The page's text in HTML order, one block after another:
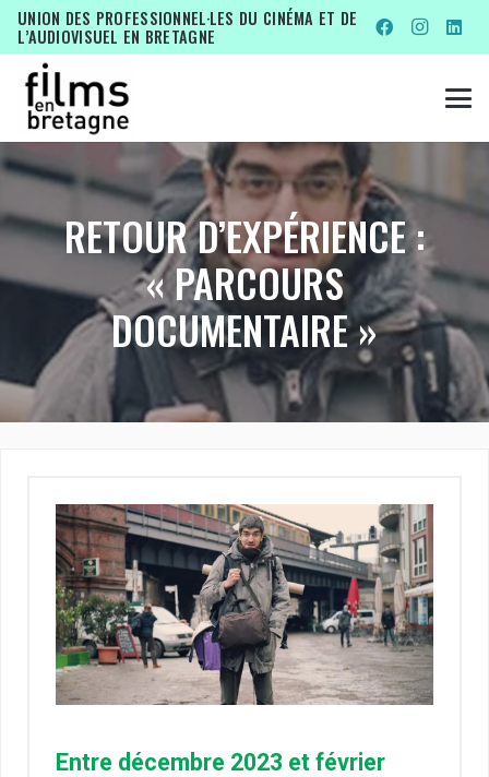
UNION DES PROFESSIONNEL·LES DU CINÉMA ET DE
L’AUDIOVISUEL EN BRETAGNE
RETOUR D’EXPÉRIENCE :
« PARCOURS
DOCUMENTAIRE »
Entre décembre 2023 et février